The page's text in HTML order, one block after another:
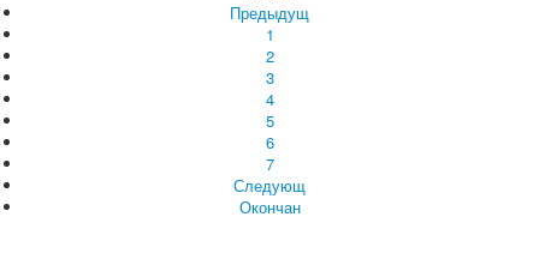
Предыдущ
1
2
3
4
5
6
7
Следующ
Окончан